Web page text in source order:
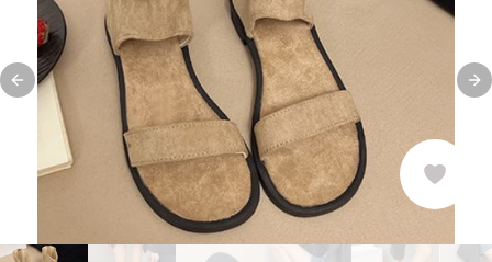
Previous slide